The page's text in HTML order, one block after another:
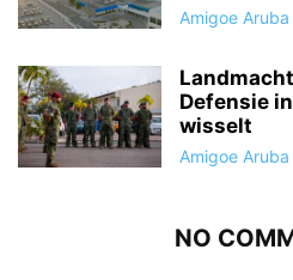
Amigoe Aruba
Defensie
wisselt
Amigoe Aruba
NO